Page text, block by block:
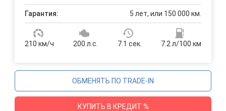
Гарантия: 5 лет, или 150 000 км.
210 км/ч 200 л.с. 7.1 сек. 7.2 л/100 км
КУПИТЬ В КРЕДИТ %
ОБМЕНЯТЬ ПО TRADE-IN